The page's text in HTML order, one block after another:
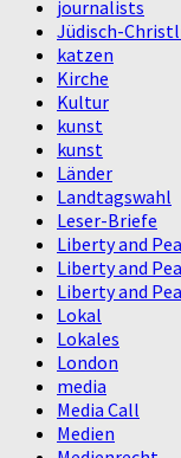
journalists
Jüdisch-
katzen
Kirche
Kultur
kunst
kunst
Länder
Landtagswahl
Leser-Briefe
Liberty and
Liberty and
Liberty and
Lokal
Lokales
London
media
Media Call
Medien